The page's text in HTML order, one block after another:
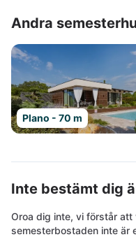
Andra
Plano - 70 m
Inte bestämt dig
Oroa dig inte, vi förstår
semesterbostaden inte är